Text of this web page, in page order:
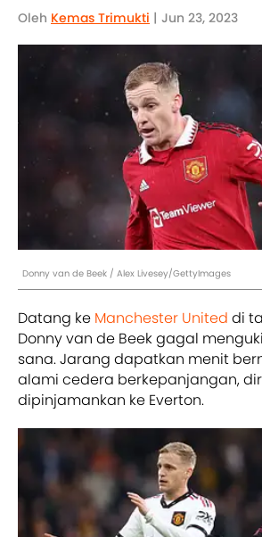
Oleh Kemas Trimukti | Jun 23, 2023
Donny van de Beek / Alex Livesey/GettyImages
Datang ke Manchester United di
Donny van de Beek gagal
sana. Jarang dapatkan menit
alami cedera berkepanjangan,
dipinjamankan ke Everton.